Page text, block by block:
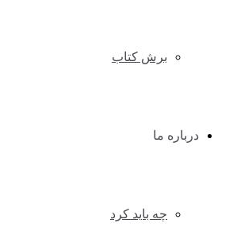
برش کتاب
درباره ما
چه باید کرد